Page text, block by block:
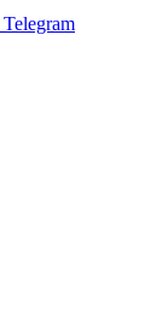
Telegram